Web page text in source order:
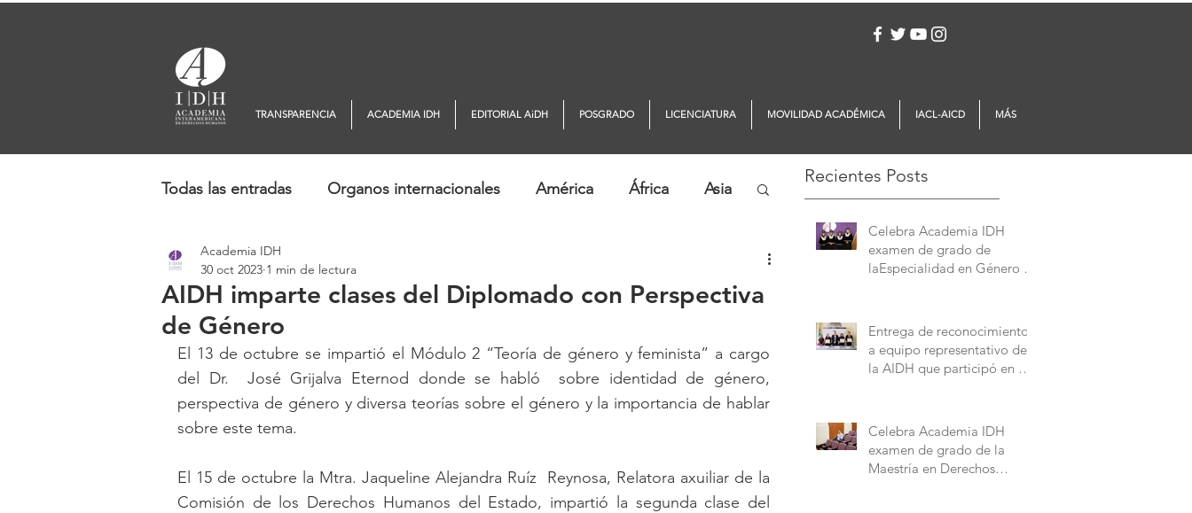
Todas las entradas Organos internacionales América África Asia
Europa Oceanía
AIDH imparte clases del Diplomado con Perspectiva
de Género
Academia IDH
30 oct 2023 1 min de lectura
El 13 de octubre se impartió el Módulo 2 “Teoría de género y feminista” a cargo
del Dr.  José Grijalva Eternod donde se habló  sobre identidad de género,
perspectiva de género y diversa teorías sobre el género y la importancia de hablar
sobre este tema.
El 15 de octubre la Mtra. Jaqueline Alejandra Ruíz  Reynosa, Relatora axuiliar de la
Comisión de los Derechos Humanos del Estado, impartió la segunda clase del
Recientes Posts
Celebra Academia IDH
examen de grado de
laEspecialidad en Género y
Entrega de reconocimientos
a equipo representativo de
la AIDH que participó en el
American University.
Celebra Academia IDH
examen de grado de la
Maestría en Derechos
TRANSPARENCIA ACADEMIA IDH EDITORIAL AiDH POSGRADO LICENCIATURA MOVILIDAD ACADÉMICA IACL-AICD MÁS